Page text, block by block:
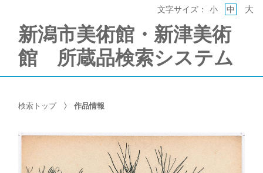
新潟市美術館・新津美術
館 所蔵品検索システム
文字サイズ： 小 中 大
検索トップ 作品情報